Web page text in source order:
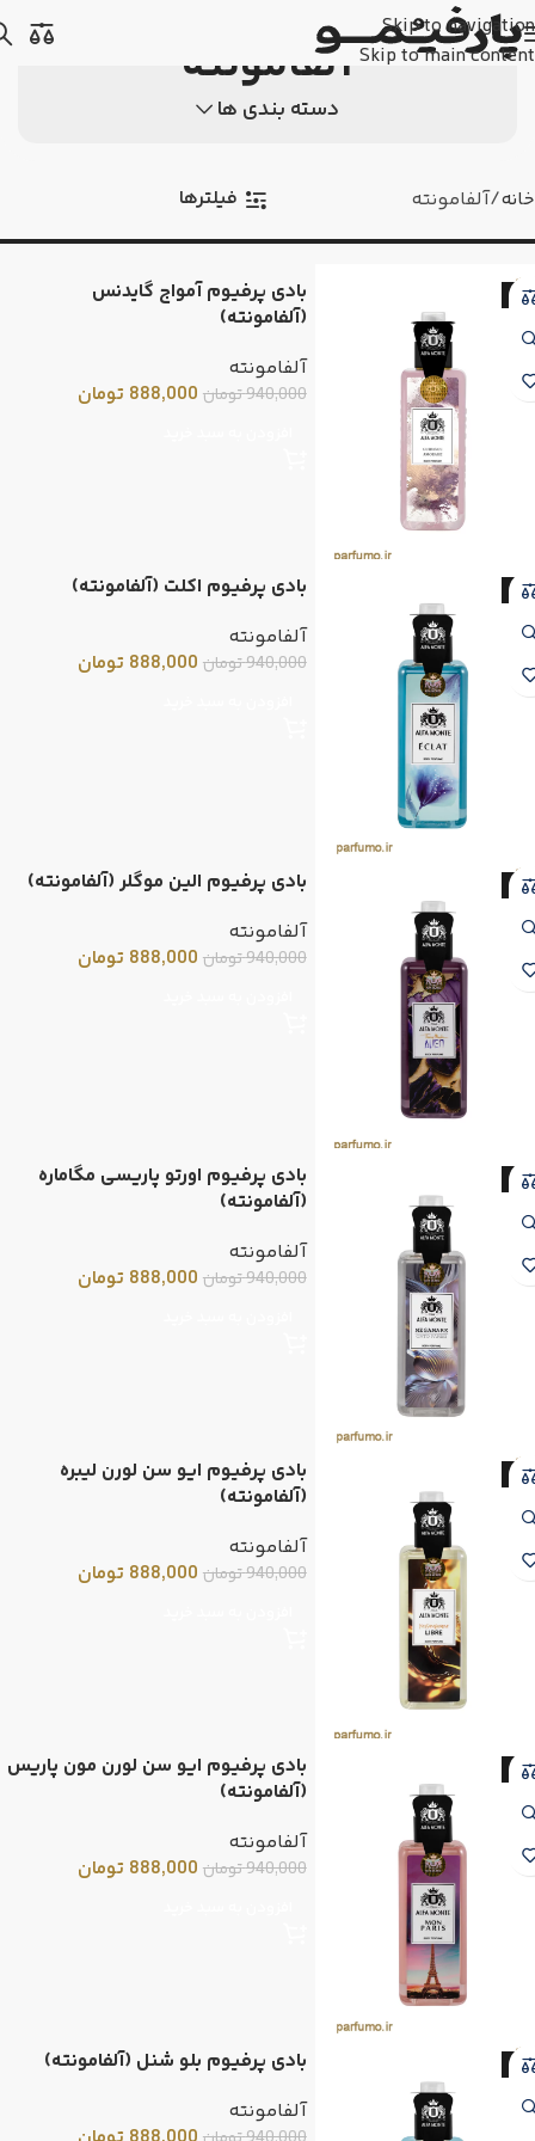
Skip to navigation
Skip to main content آلفامونته
دسته بندی ها
خانه آلفامونته فیلترها
-
بادی پرفیوم آمواج گایدنس
(آلفامونته)
آلفامونته
940,000تومان 888,000 تومان
-
بادی پرفیوم اکلت (آلفامونته)
آلفامونته
940,000تومان 888,000 تومان
-
بادی پرفیوم الین موگلر (آلفامونته)
آلفامونته
940,000تومان 888,000 تومان
-
بادی پرفیوم اورتو پاریسی مگاماره
(آلفامونته)
آلفامونته
940,000تومان 888,000 تومان
-
بادی پرفیوم ایو سن لورن لیبره
(آلفامونته)
آلفامونته
940,000تومان 888,000 تومان
-
بادی پرفیوم ایو سن لورن مون پاریس
(آلفامونته)
آلفامونته
940,000تومان 888,000 تومان
-
بادی پرفیوم بلو شنل (آلفامونته)
آلفامونته